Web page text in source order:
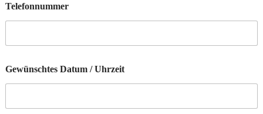
n
f
a
t
i
n
Telefonnummer
Gewünschtes Datum / Uhrzeit